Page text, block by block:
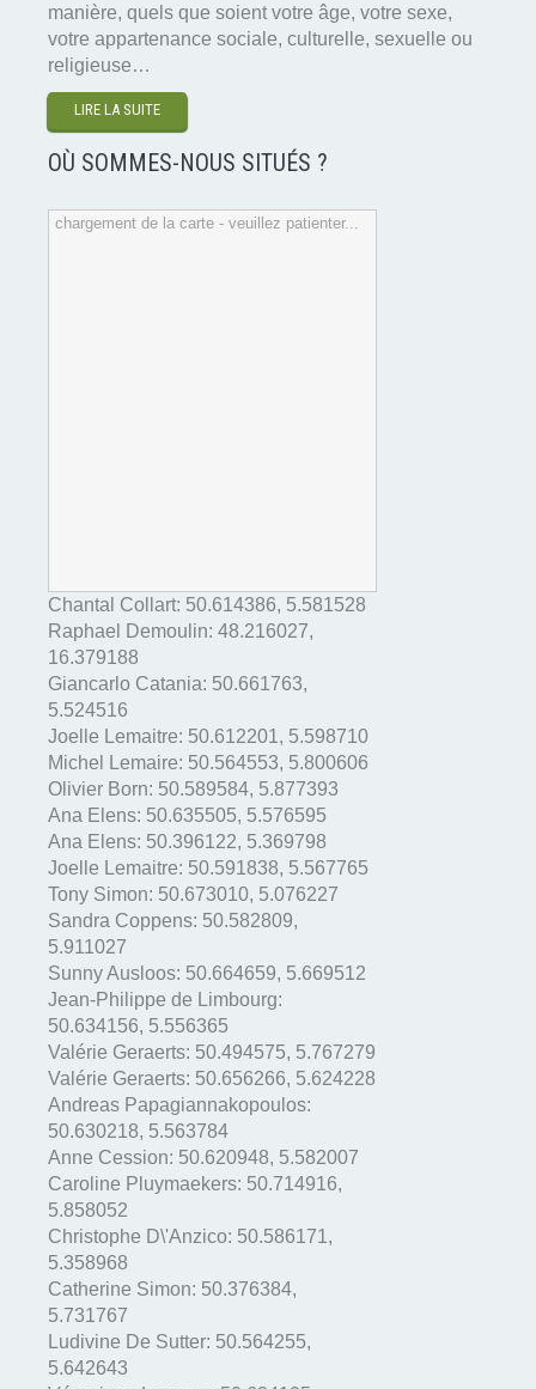
manière, quels que soient votre âge, votre sexe,
votre appartenance sociale, culturelle, sexuelle ou
religieuse…
LIRE LA SUITE
OÙ SOMMES-NOUS SITUÉS ?
chargement de la carte - veuillez patienter...
Chantal Collart: 50.614386, 5.581528
Raphael Demoulin: 48.216027,
16.379188
Giancarlo Catania: 50.661763,
5.524516
Joelle Lemaitre: 50.612201 , 5.598710
Michel Lemaire: 50.564553, 5.800606
Olivier Born: 50.589584, 5.877393
Ana Elens: 50.635505, 5.576595
Ana Elens: 50.396122, 5.369798
Joelle Lemaitre: 50.591838, 5.567765
Tony Simon: 50.673010, 5.076227
Sandra Coppens: 50.582809,
5.911027
Sunny Ausloos: 50.664659, 5.669512
Jean-Philippe de Limbourg:
50.634156, 5.556365
Valérie Geraerts: 50.494575, 5.767279
Valérie Geraerts: 50.656266, 5.624228
Andreas Papagiannakopoulos:
50.630218, 5.563784
Anne Cession: 50.620948, 5.582007
Caroline Pluymaekers: 50.714916,
5.858052
Christophe D\'Anzico: 50.586171 ,
5.358968
Catherine Simon: 50.376384,
5.731767
Ludivine De Sutter: 50.564255,
5.642643